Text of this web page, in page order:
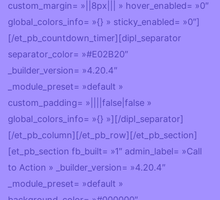
custom_margin= »||8px||| » hover_enabled= »0″
global_colors_info= »{} » sticky_enabled= »0″]
[/et_pb_countdown_timer][dipl_separator
separator_color= »#E02B20″
_builder_version= »4.20.4″
_module_preset= »default »
custom_padding= »||||false|false »
global_colors_info= »{} »][/dipl_separator]
[/et_pb_column][/et_pb_row][/et_pb_section]
[et_pb_section fb_built= »1″ admin_label= »Call
to Action » _builder_version= »4.20.4″
_module_preset= »default »